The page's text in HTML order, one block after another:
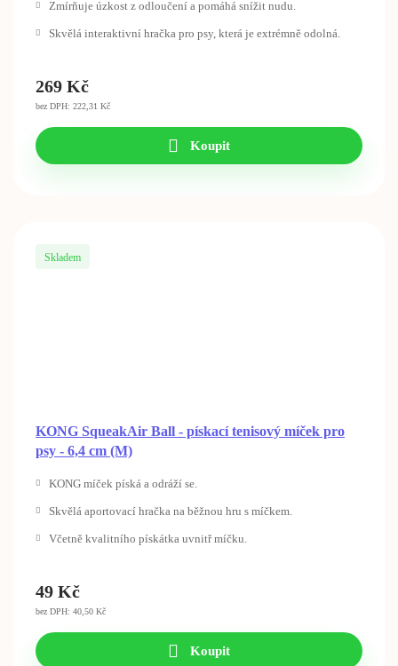
Zmírňuje úzkost z odloučení a pomáhá snížit nudu.
Skvělá interaktivní hračka pro psy, která je extrémně odolná.
269 Kč
bez DPH: 222,31 Kč
Koupit
KONG SqueakAir Ball - pískací tenisový míček pro
psy - 6,4 cm (M)
Skladem
KONG míček píská a odráží se.
Skvělá aportovací hračka na běžnou hru s míčkem.
Včetně kvalitního pískátka uvnitř míčku.
49 Kč
bez DPH: 40,50 Kč
Koupit